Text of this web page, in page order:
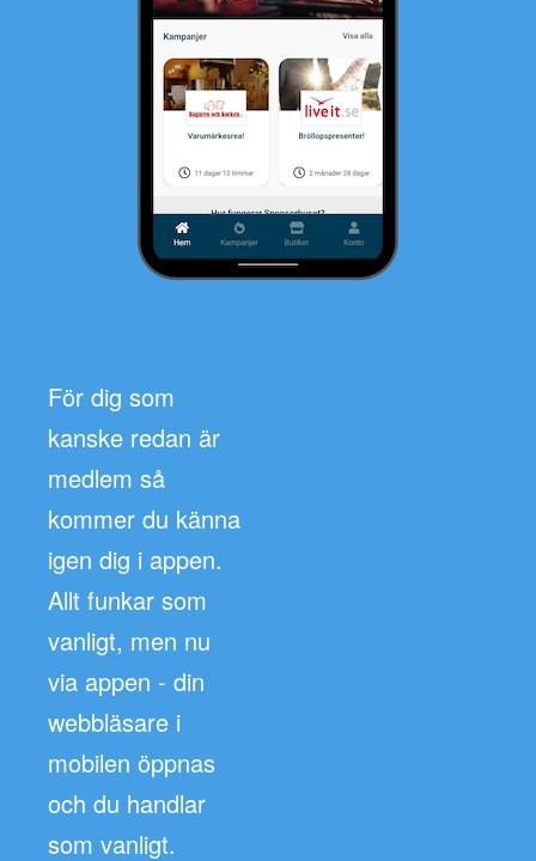
För dig som
kanske redan är
medlem så
kommer du känna
igen dig i appen.
Allt funkar som
vanligt, men nu
via appen - din
webbläsare i
mobilen öppnas
och du handlar
som vanligt.